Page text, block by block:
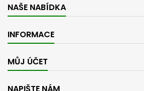
NAŠE NABÍDKA
INFORMACE
MŮJ ÚČET